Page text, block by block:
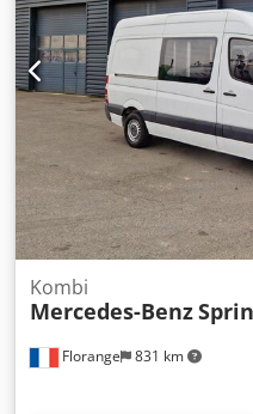
Florange 831 km
Kombi
Mercedes-Benz